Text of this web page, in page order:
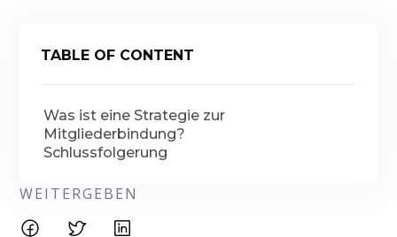
TABLE OF CONTENT
Was ist eine Strategie zur
Mitgliederbindung?
Schlussfolgerung
WEITERGEBEN